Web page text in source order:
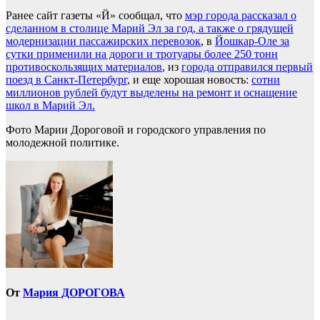
Ранее сайт газеты «Й» сообщал, что мэр города рассказал о
сделанном в столице Марий Эл за год, а также о грядущей
модернизации пассажирских перевозок, в Йошкар-Оле за
сутки применили на дороги и тротуары более 250 тонн
противоскользящих материалов, из города отправился первый
поезд в Санкт-Петербург, и еще хорошая новость: сотни
миллионов рублей будут выделены на ремонт и оснащение
школ в Марий Эл.
Фото Марии Дороговой и городского управления по
молодежной политике.
От Мария ДОРОГОВА